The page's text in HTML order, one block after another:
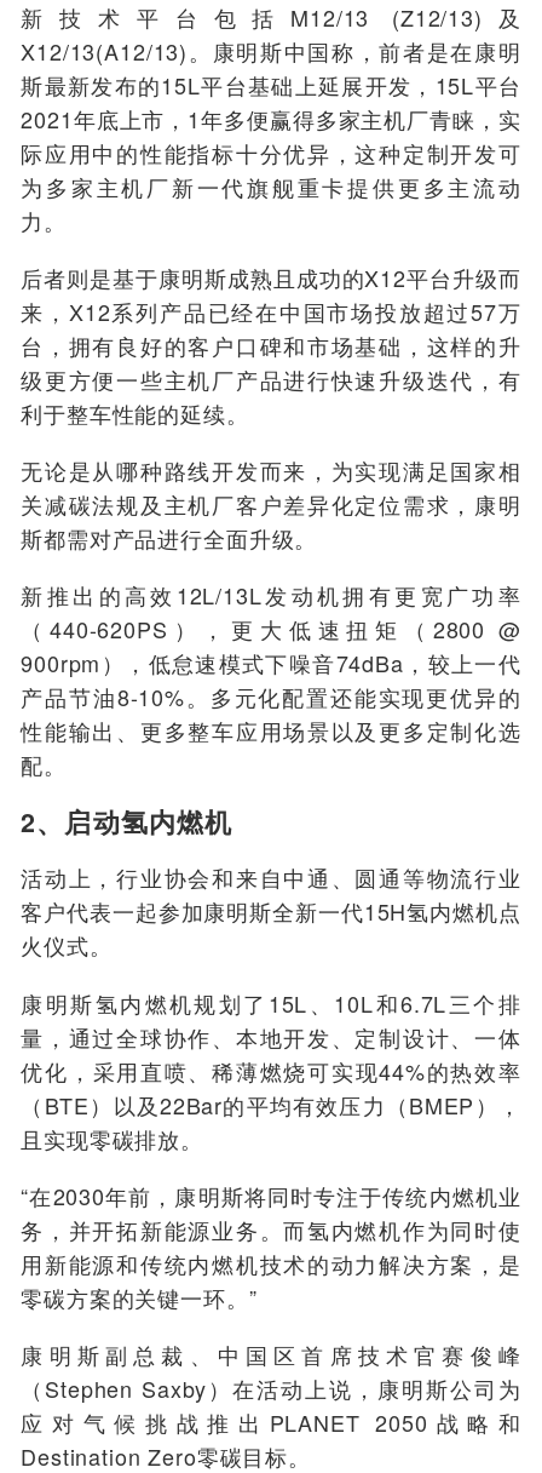
新技术平台包括M12/13 (Z12/13)及
X12/13(A12/13)。康明斯中国称，前者是在康明
斯最新发布的15L平台基础上延展开发，15L平台
2021年底上市，1年多便赢得多家主机厂青睐，实
际应用中的性能指标十分优异，这种定制开发可
为多家主机厂新一代旗舰重卡提供更多主流动
力。
后者则是基于康明斯成熟且成功的X12平台升级而
来，X12系列产品已经在中国市场投放超过57万
台，拥有良好的客户口碑和市场基础，这样的升
级更方便一些主机厂产品进行快速升级迭代，有
利于整车性能的延续。
无论是从哪种路线开发而来，为实现满足国家相
关减碳法规及主机厂客户差异化定位需求，康明
斯都需对产品进行全面升级。
新推出的高效12L/13L发动机拥有更宽广功率
（440-620PS），更大低速扭矩（2800 @
900rpm），低怠速模式下噪音74dBa，较上一代
产品节油8-10%。多元化配置还能实现更优异的
性能输出、更多整车应用场景以及更多定制化选
配。
2、启动氢内燃机
活动上，行业协会和来自中通、圆通等物流行业
客户代表一起参加康明斯全新一代15H氢内燃机点
火仪式。
康明斯氢内燃机规划了15L、10L和6.7L三个排
量，通过全球协作、本地开发、定制设计、一体
优化，采用直喷、稀薄燃烧可实现44%的热效率
（BTE）以及22Bar的平均有效压力（BMEP），
且实现零碳排放。
“在2030年前，康明斯将同时专注于传统内燃机业
务，并开拓新能源业务。而氢内燃机作为同时使
用新能源和传统内燃机技术的动力解决方案，是
零碳方案的关键一环。”
康明斯副总裁、中国区首席技术官赛俊峰
（Stephen Saxby）在活动上说，康明斯公司为
应对气候挑战推出PLANET 2050战略和
Destination Zero零碳目标。